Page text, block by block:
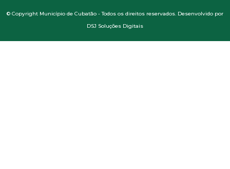
© Copyright Município de Cubatão - Todos os direitos reservados. Desenvolvido por
DSJ Soluções Digitais